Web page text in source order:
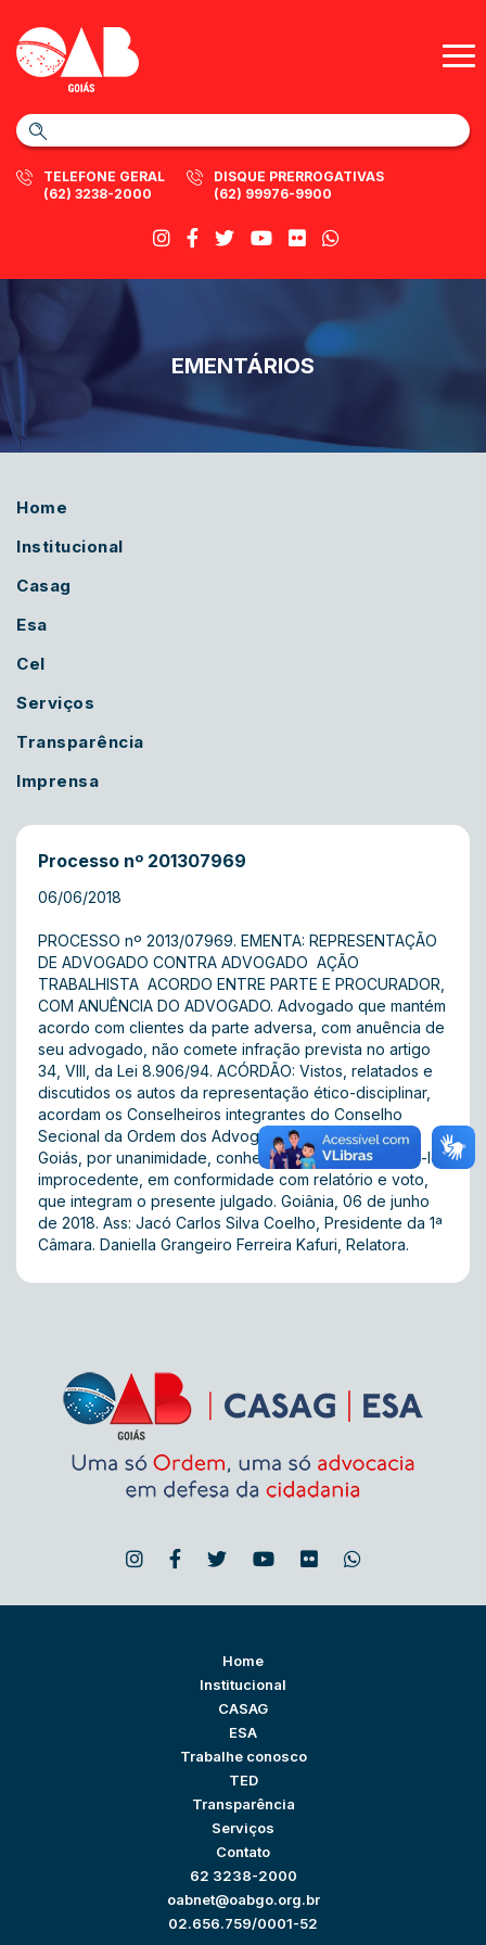
TELEFONE GERAL
(62) 3238-2000
DISQUE PRERROGATIVAS
(62) 99976-9900
EMENTÁRIOS
Home
Institucional
Casag
Esa
Cel
Serviços
Transparência
Imprensa
Processo nº 201307969
06/06/2018
PROCESSO nº 2013/07969. EMENTA: REPRESENTAÇÃO
DE ADVOGADO CONTRA ADVOGADO  AÇÃO
TRABALHISTA  ACORDO ENTRE PARTE E PROCURADOR,
COM ANUÊNCIA DO ADVOGADO. Advogado que mantém
acordo com clientes da parte adversa, com anuência de
seu advogado, não comete infração prevista no artigo
34, VIII, da Lei 8.906/94. ACÓRDÃO: Vistos, relatados e
discutidos os autos da representação ético-disciplinar,
acordam os Conselheiros integrantes do Conselho
Secional da Ordem dos Advogados do Brasil, Seção
Goiás, por unanimidade, conhecer do recurso e julgá-lo
improcedente, em conformidade com relatório e voto,
que integram o presente julgado. Goiânia, 06 de junho
de 2018. Ass: Jacó Carlos Silva Coelho, Presidente da 1ª
Câmara. Daniella Grangeiro Ferreira Kafuri, Relatora.
Home
Institucional
CASAG
ESA
Trabalhe conosco
TED
Transparência
Serviços
Contato
62 3238-2000
oabnet@oabgo.org.br
02.656.759/0001-52